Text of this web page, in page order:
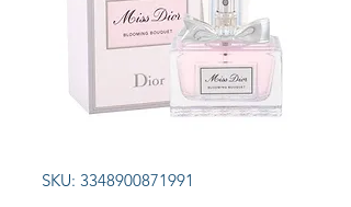
SKU: 3348900871991